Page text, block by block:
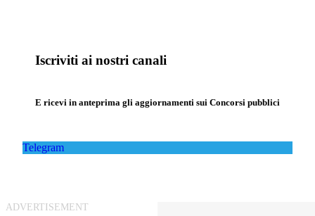
Iscriviti ai nostri canali
E ricevi in anteprima gli aggiornamenti sui Concorsi pubblici
Telegram